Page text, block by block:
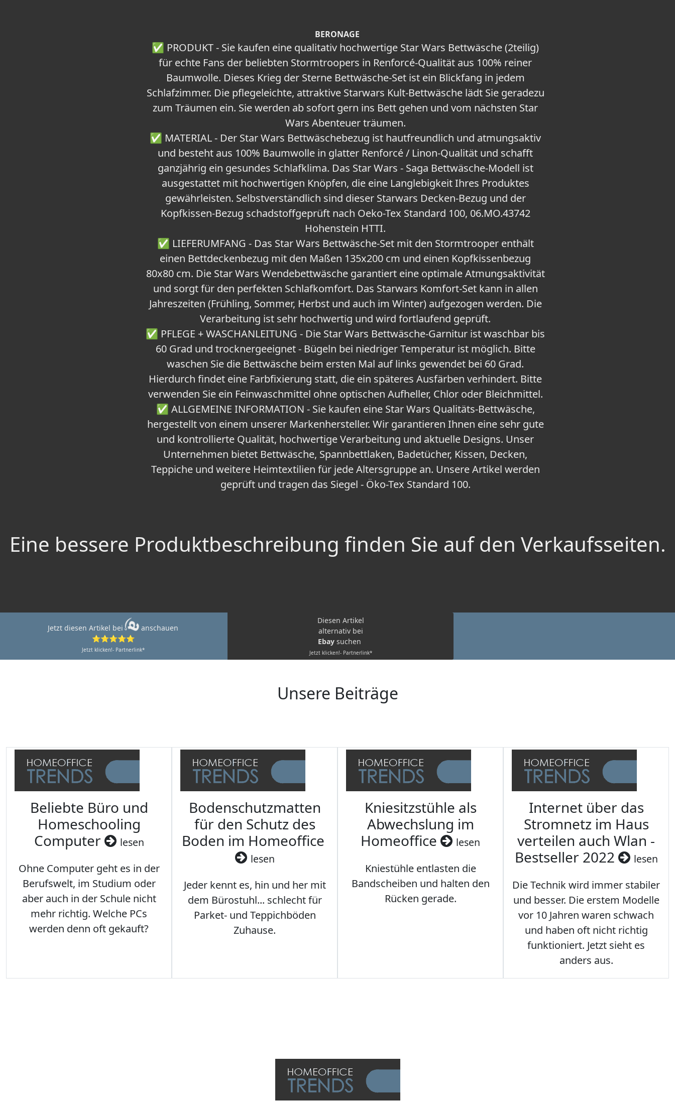
BERONAGE
✅ PRODUKT - Sie kaufen eine qualitativ hochwertige Star Wars Bettwäsche (2teilig)
für echte Fans der beliebten Stormtroopers in Renforcé-Qualität aus 100% reiner
Baumwolle. Dieses Krieg der Sterne Bettwäsche-Set ist ein Blickfang in jedem
Schlafzimmer. Die pflegeleichte, attraktive Starwars Kult-Bettwäsche lädt Sie geradezu
zum Träumen ein. Sie werden ab sofort gern ins Bett gehen und vom nächsten Star
Wars Abenteuer träumen.
✅ MATERIAL - Der Star Wars Bettwäschebezug ist hautfreundlich und atmungsaktiv
und besteht aus 100% Baumwolle in glatter Renforcé / Linon-Qualität und schafft
ganzjährig ein gesundes Schlafklima. Das Star Wars - Saga Bettwäsche-Modell ist
ausgestattet mit hochwertigen Knöpfen, die eine Langlebigkeit Ihres Produktes
gewährleisten. Selbstverständlich sind dieser Starwars Decken-Bezug und der
Kopfkissen-Bezug schadstoffgeprüft nach Oeko-Tex Standard 100, 06.MO.43742
Hohenstein HTTI.
✅ LIEFERUMFANG - Das Star Wars Bettwäsche-Set mit den Stormtrooper enthält
einen Bettdeckenbezug mit den Maßen 135x200 cm und einen Kopfkissenbezug
80x80 cm. Die Star Wars Wendebettwäsche garantiert eine optimale Atmungsaktivität
und sorgt für den perfekten Schlafkomfort. Das Starwars Komfort-Set kann in allen
Jahreszeiten (Frühling, Sommer, Herbst und auch im Winter) aufgezogen werden. Die
Verarbeitung ist sehr hochwertig und wird fortlaufend geprüft.
✅ PFLEGE + WASCHANLEITUNG - Die Star Wars Bettwäsche-Garnitur ist waschbar bis
60 Grad und trocknergeeignet - Bügeln bei niedriger Temperatur ist möglich. Bitte
waschen Sie die Bettwäsche beim ersten Mal auf links gewendet bei 60 Grad.
Hierdurch findet eine Farbfixierung statt, die ein späteres Ausfärben verhindert. Bitte
verwenden Sie ein Feinwaschmittel ohne optischen Aufheller, Chlor oder Bleichmittel.
✅ ALLGEMEINE INFORMATION - Sie kaufen eine Star Wars Qualitäts-Bettwäsche,
hergestellt von einem unserer Markenhersteller. Wir garantieren Ihnen eine sehr gute
und kontrollierte Qualität, hochwertige Verarbeitung und aktuelle Designs. Unser
Unternehmen bietet Bettwäsche, Spannbettlaken, Badetücher, Kissen, Decken,
Teppiche und weitere Heimtextilien für jede Altersgruppe an. Unsere Artikel werden
geprüft und tragen das Siegel - Öko-Tex Standard 100.
Eine bessere Produktbeschreibung finden Sie auf den Verkaufsseiten.
Jetzt diesen Artikel bei
anschauen
⭐⭐⭐⭐⭐
Jetzt klicken!- Partnerlink*
Diesen Artikel
alternativ bei
Ebay suchen
Jetzt klicken!- Partnerlink*
Unsere Beiträge
Beliebte Büro und
Homeschooling
Computer
lesen
Ohne Computer geht es in der
Berufswelt, im Studium oder
aber auch in der Schule nicht
mehr richtig. Welche PCs
werden denn oft gekauft?
Bodenschutzmatten
für den Schutz des
Boden im Homeoffice
lesen
Jeder kennt es, hin und her mit
dem Bürostuhl... schlecht für
Parket- und Teppichböden
Zuhause.
Kniesitzstühle als
Abwechslung im
Homeoffice
lesen
Kniestühle entlasten die
Bandscheiben und halten den
Rücken gerade.
Internet über das
Stromnetz im Haus
verteilen auch Wlan -
Bestseller 2022
lesen
Die Technik wird immer stabiler
und besser. Die erstem Modelle
vor 10 Jahren waren schwach
und haben oft nicht richtig
funktioniert. Jetzt sieht es
anders aus.